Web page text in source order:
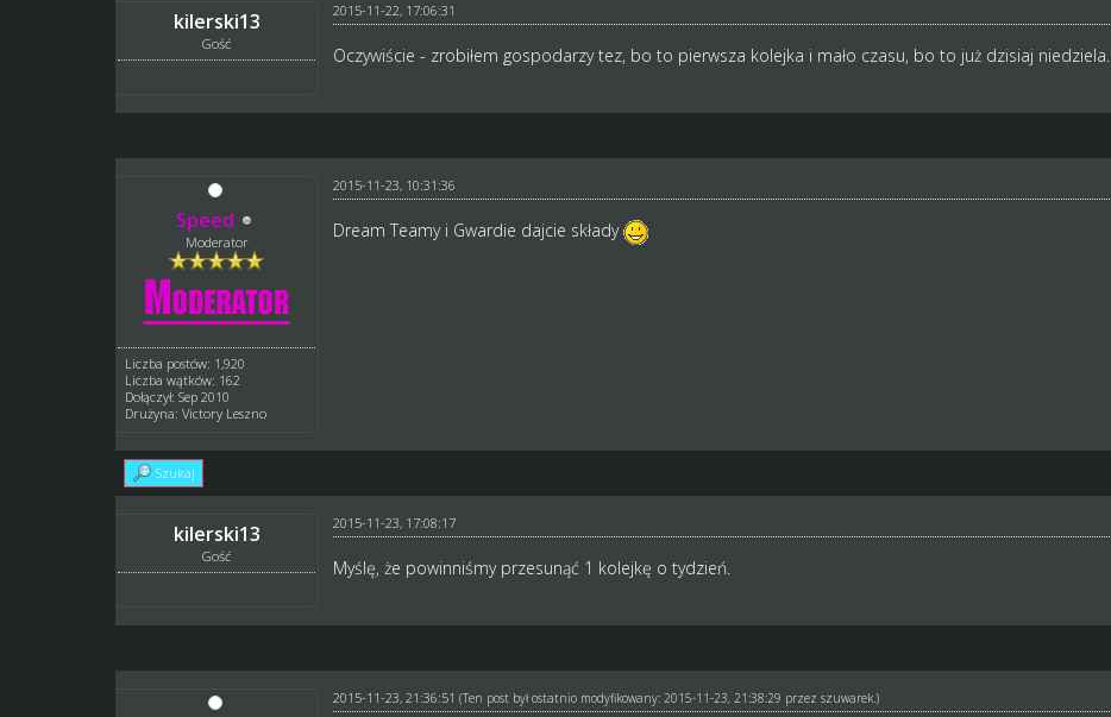
kilerski13
Gość
2015-11-22, 17:06:31
Oczywiście - zrobiłem gospodarzy tez, bo to pierwsza kolejka i mało czasu, bo to już dzisiaj niedziela.
Speed
Moderator
Liczba postów: 1,920
Liczba wątków: 162
Dołączył: Sep 2010
Drużyna: Victory Leszno
2015-11-23, 10:31:36
Dream Teamy i Gwardie dajcie składy
Szukaj
kilerski13
Gość
2015-11-23, 17:08:17
Myślę, że powinniśmy przesunąć 1 kolejkę o tydzień.
2015-11-23, 21:36:51 (Ten post był ostatnio modyfikowany: 2015-11-23, 21:38:29 przez szuwarek.)